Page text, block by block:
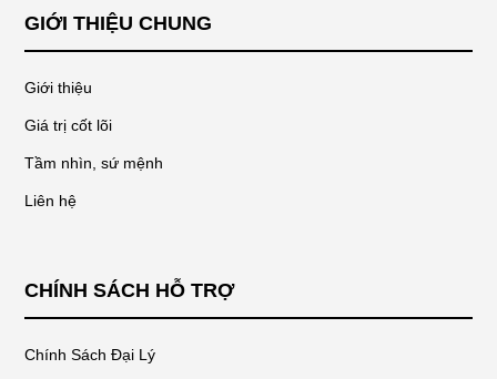
GIỚI THIỆU CHUNG
Giới thiệu
Giá trị cốt lõi
Tầm nhìn, sứ mệnh
Liên hệ
CHÍNH SÁCH HỖ TRỢ
Chính Sách Đại Lý